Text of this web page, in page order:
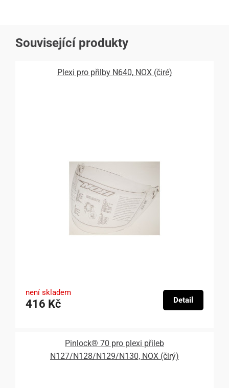
Související produkty
Plexi pro přilby N640, NOX (čiré)
není skladem
416 Kč Detail
Pinlock® 70 pro plexi přileb
N127/N128/N129/N130, NOX (čirý)